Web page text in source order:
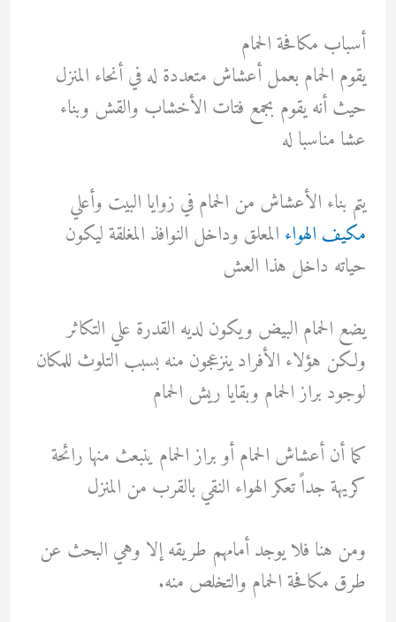
أسباب مكافحة الحمام
يقوم الحمام بعمل أعشاش متعددة له في أنحاء المنزل
حيث أنه يقوم بجمع فتات الأخشاب والقش وبناء
عشا مناسبا له
يتم بناء الأعشاش من الحمام في زوايا البيت وأعلي
مكيف الهواء المعلق وداخل النوافذ المغلقة ليكون
حياته داخل هذا العش
يضع الحمام البيض ويكون لديه القدرة علي التكاثر
ولكن هؤلاء الأفراد ينزعجون منه بسبب التلوث للمكان
لوجود براز الحمام وبقايا ريش الحمام
كما أن أعشاش الحمام أو براز الحمام ينبعث منها رائحة
كريهة جداً تعكر الهواء النقي بالقرب من المنزل
ومن هنا فلا يوجد أمامهم طريقه إلا وهي البحث عن
طرق مكافحة الحمام والتخلص منه.